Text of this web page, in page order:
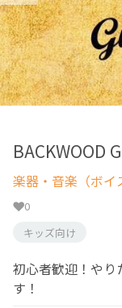
BACKWOOD
楽器・音楽（ボイ
0
キッズ向け
初心者歓迎！やり
す！